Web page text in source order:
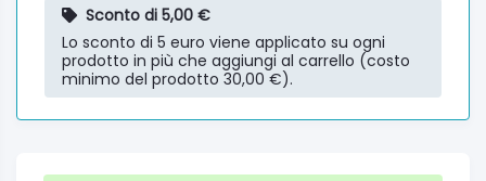
Sconto di 5,00 €
Lo sconto di 5 euro viene applicato su ogni
prodotto in più che aggiungi al carrello (costo
minimo del prodotto 30,00 €).